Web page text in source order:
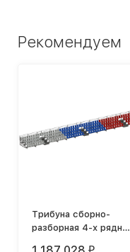
Рекомендуем
Трибуна сборно-
разборная 4-х рядная
₽